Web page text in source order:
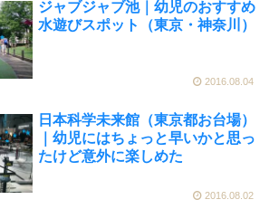
ジャブジャブ池｜幼児のおすすめ
水遊びスポット（東京・神奈川）
2016.08.04
日本科学未来館（東京都お台場）
｜幼児にはちょっと早いかと思っ
たけど意外に楽しめた
2016.08.02